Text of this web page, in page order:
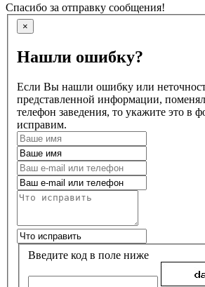
Спасибо за отправку сообщения!
×
Нашли ошибку?
Если Вы нашли ошибку или
представленной информации,
телефон заведения, то укажите это в
исправим.
Введите код в поле ниже